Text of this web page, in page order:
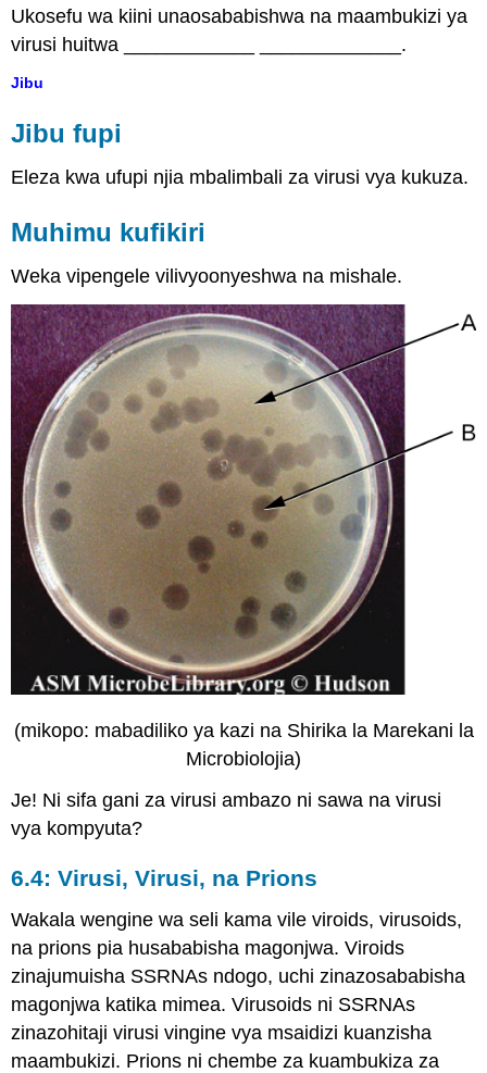
Ukosefu wa kiini unaosababishwa na maambukizi ya
virusi huitwa ____________ _____________.
Jibu
Jibu fupi
Eleza kwa ufupi njia mbalimbali za virusi vya kukuza.
Muhimu kufikiri
Weka vipengele vilivyoonyeshwa na mishale.
(mikopo: mabadiliko ya kazi na Shirika la Marekani la
Microbiolojia)
Je! Ni sifa gani za virusi ambazo ni sawa na virusi
vya kompyuta?
6.4: Virusi, Virusi, na Prions
Wakala wengine wa seli kama vile viroids, virusoids,
na prions pia husababisha magonjwa. Viroids
zinajumuisha SSRNAs ndogo, uchi zinazosababisha
magonjwa katika mimea. Virusoids ni SSRNAs
zinazohitaji virusi vingine vya msaidizi kuanzisha
maambukizi. Prions ni chembe za kuambukiza za